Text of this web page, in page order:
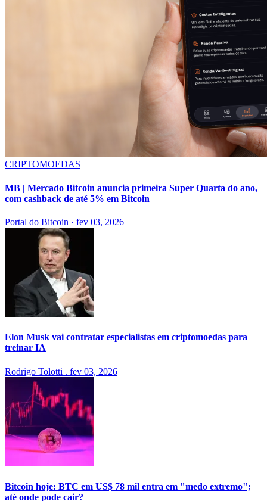
CRIPTOMOEDAS
MB | Mercado Bitcoin anuncia primeira Super Quarta do ano,
com cashback de até 5% em Bitcoin
Portal do Bitcoin · fev 03, 2026
Elon Musk vai contratar especialistas em criptomoedas para
treinar IA
Rodrigo Tolotti . fev 03, 2026
Bitcoin hoje: BTC em US$ 78 mil entra em "medo extremo";
até onde pode cair?